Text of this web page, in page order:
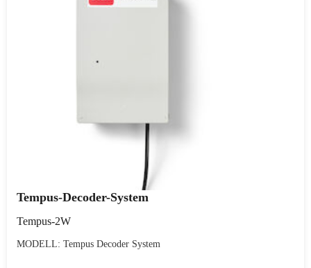
Tempus-Decoder-System
Tempus-2W
MODELL: Tempus Decoder System